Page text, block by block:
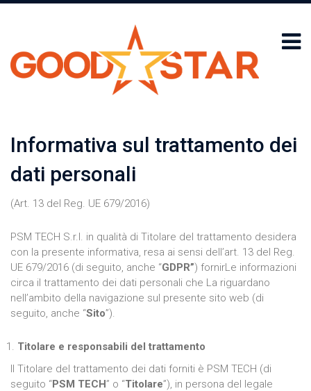
Informativa sul trattamento dei
dati personali
(Art. 13 del Reg. UE 679/2016)
PSM TECH S.r.l. in qualità di Titolare del trattamento desidera
con la presente informativa, resa ai sensi dell’art. 13 del Reg.
UE 679/2016 (di seguito, anche “GDPR”) fornirLe informazioni
circa il trattamento dei dati personali che La riguardano
nell’ambito della navigazione sul presente sito web (di
seguito, anche “Sito”).
Titolare e responsabili del trattamento
Il Titolare del trattamento dei dati forniti è PSM TECH (di
seguito “PSM TECH” o “Titolare”), in persona del legale